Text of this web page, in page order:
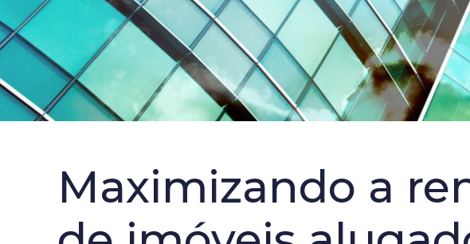
Maximizando a